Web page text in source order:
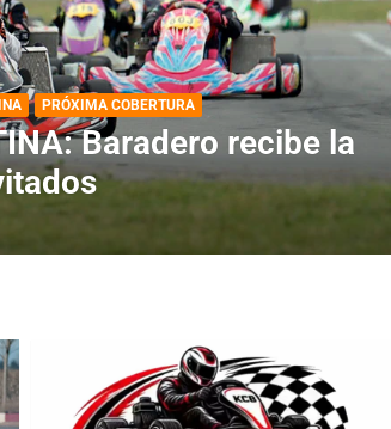
Horarios para la